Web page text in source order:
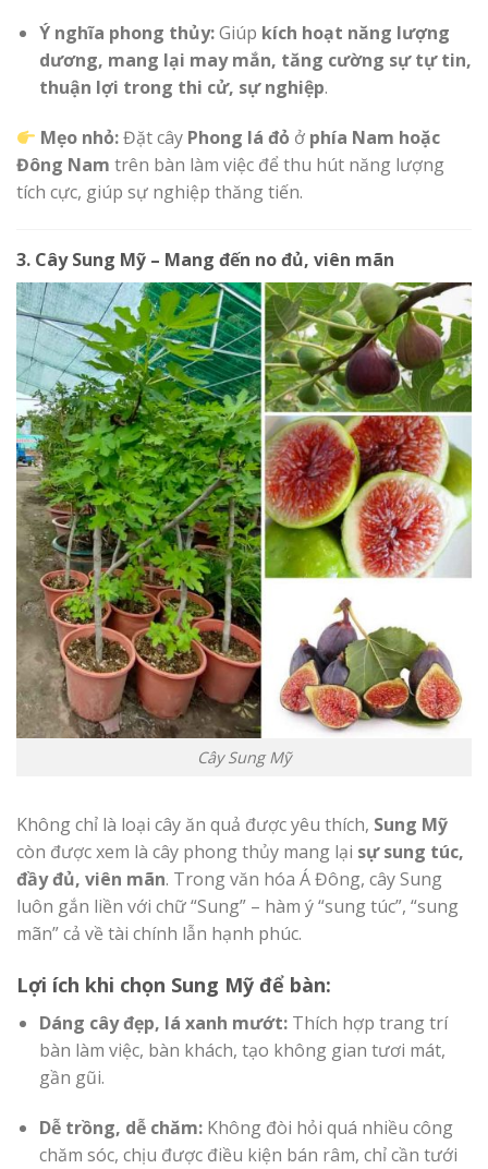
Ý nghĩa phong thủy:Giúp kích hoạt năng lượng
dương, mang lại may mắn, tăng cường sự tự tin,
thuận lợi trong thi cử, sự nghiệp.
Mẹo nhỏ:Đặt cây Phong lá đỏ ở phía Nam hoặc
Đông Nam trên bàn làm việc để thu hút năng lượng
tích cực, giúp sự nghiệp thăng tiến.
3. Cây Sung Mỹ – Mang đến no đủ, viên mãn
Cây Sung Mỹ
Không chỉ là loại cây ăn quả được yêu thích, Sung Mỹ
còn được xem là cây phong thủy mang lại sự sung túc,
đầy đủ, viên mãn. Trong văn hóa Á Đông, cây Sung
luôn gắn liền với chữ “Sung” – hàm ý “sung túc”, “sung
mãn” cả về tài chính lẫn hạnh phúc.
Lợi ích khi chọn Sung Mỹ để bàn:
Dáng cây đẹp, lá xanh mướt:Thích hợp trang trí
bàn làm việc, bàn khách, tạo không gian tươi mát,
gần gũi.
Dễ trồng, dễ chăm:Không đòi hỏi quá nhiều công
chăm sóc, chịu được điều kiện bán râm, chỉ cần tưới